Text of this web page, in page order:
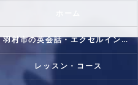
羽村市の英会話・エクセルイングリッシュクラブの口コミ情報
レッスン・コース